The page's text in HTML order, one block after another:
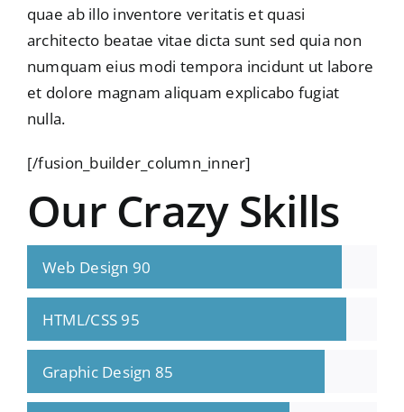
quae ab illo inventore veritatis et quasi
architecto beatae vitae dicta sunt sed quia non
numquam eius modi tempora incidunt ut labore
et dolore magnam aliquam explicabo fugiat
nulla.
[/fusion_builder_column_inner]
Our Crazy Skills
Web Design 90
HTML/CSS 95
Graphic Design 85